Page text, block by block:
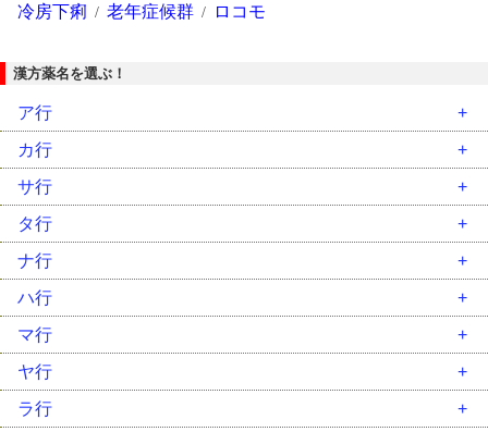
冷房下痢 老年症候群 ロコモ
漢方薬名を選ぶ！
ア行
安中散（ｱﾝﾁｭｳｻﾝ）
胃苓湯（ｲﾚｲﾄｳ）
茵蔯蒿湯（ｲﾝﾁﾝｺｳﾄｳ）
温経湯（ｳﾝｹｲﾄｳ）
温清飲（ｳﾝｾｲｲﾝ）
越婢加朮湯（ｴｯﾋﾟｶｼﾞｭﾂﾄｳ）
カ行
藿香正気散（ｶｯｺｳｼｮｳｷｻﾝ）
葛根湯（ｶｯｺﾝﾄｳ）
葛根湯加川芎辛夷（ｶｯｺﾝﾄｳｶｾﾝｷｭｳｼﾝｲ）
加味逍遙散（ｶﾐｼｮｳﾖｳｻﾝ）
帰脾湯（ｷﾋﾄｳ）
芎帰調血飲（ｷｭｳｷﾁｮｳｹﾂｲﾝ）
サ行
柴胡加竜骨牡蛎湯（ｻｲｺｶﾘｭｳｺﾂﾎﾞﾚｲﾄｳ）
柴胡桂枝乾姜湯（ｻｲｺｹｲｼｶﾝｷｮｳﾄｳ）
柴胡桂枝湯（ｻｲｺｹｲｼﾄｳ）
柴胡清肝湯（ｻｲｺｾｲｶﾝﾄｳ）
三黄瀉心湯（ｻﾝｵｳｼｬｼﾝﾄｳ）
滋陰降火湯（ｼﾞｲﾝｺｳｶﾄｳ）
タ行
大建中湯（ﾀﾞｲｹﾝﾁｭｳﾄｳ）
大柴胡湯（ﾀﾞｲｻｲｺﾄｳ）
大承気湯（ﾀﾞｲｼﾞｮｳｷﾄｳ）
竹筎温胆湯（ﾁｸｼﾞｮｳﾝﾀﾝﾄｳ）
調胃承気湯（ﾁｮｳｲｼﾞｮｳｷﾄｳ）
釣藤散（ﾁｮｳﾄｳｻﾝ）
ナ行
二陳湯（ﾆﾁﾝﾄｳ）
女神散（ﾆｮｼﾝｻﾝ）
人参湯（ﾆﾝｼﾞﾝﾄｳ）
人参養栄湯（ﾆﾝｼﾞﾝﾖｳｴｲﾄｳ）
ハ行
排膿散及湯（ﾊｲﾉｳｻﾝｷｭｳﾄｳ）
麦門冬湯（ﾊﾞｸﾓﾝﾄﾞｳﾄｳ）
八味地黄丸（ﾊﾁﾐｼﾞｵｳｶﾞﾝ）
半夏厚朴湯（ﾊﾝｹﾞｺｳﾎﾞｸﾄｳ）
マ行
麻黄湯（ﾏｵｳﾄｳ）
麻黄附子細辛湯（ﾏｵｳﾌﾞｼｻｲｼﾝﾄｳ）
ヤ行
抑肝散（ﾖｸｶﾝｻﾝ）
ラ行